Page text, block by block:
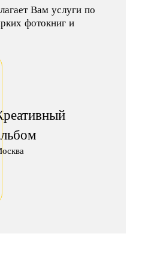
Вам услуги по
фотокниг и